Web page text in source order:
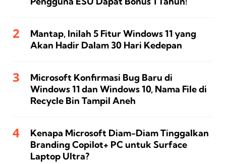
Mantap, Inilah 5 Fitur Windows 11 yang
Akan Hadir Dalam 30 Hari Kedepan
Microsoft Konfirmasi Bug Baru di
Windows 11 dan Windows 10, Nama File di
Recycle Bin Tampil Aneh
Kenapa Microsoft Diam-Diam Tinggalkan
Branding Copilot+ PC untuk Surface
Laptop Ultra?